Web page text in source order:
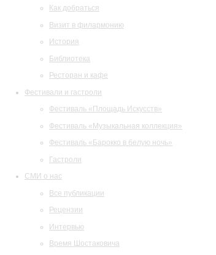
Как добраться
Визит в филармонию
История
Библиотека
Ресторан и кафе
Фестивали и гастроли
Фестиваль «Площадь Искусств»
Фестиваль «Музыкальная коллекция»
Фестиваль «Барокко в белую ночь»
Гастроли
СМИ о нас
Все публикации
Рецензии
Интервью
Время Шостаковича